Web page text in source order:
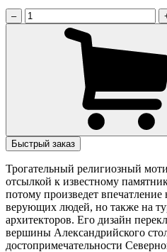
–
Быстрый заказ
Трогательный религиозный
отсылкой к известному
потому произведет впечатление
верующих людей, но также на
архитекторов. Его дизайн
вершины Александрийского
достопримечательности